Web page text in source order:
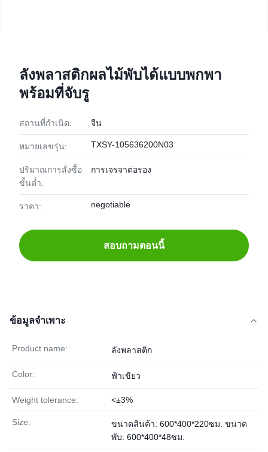
ลังพลาสติกผลไม้พับได้แบบพกพา
พร้อมที่จับรู
สถานที่กำเนิด: จีน
หมายเลขรุ่น: TXSY-105636200N03
ปริมาณการสั่งซื้อ
ขั้นต่ำ:
การเจรจาต่อรอง
ราคา: negotiable
สอบถามตอนนี้
ข้อมูลจำเพาะ
Product name: ลังพลาสติก
Color: ฟ้าเขียว
Weight tolerance: <±3%
Size:
ขนาดสินค้า: 600*400*220ซม. ขนาด
พับ: 600*400*48ซม.